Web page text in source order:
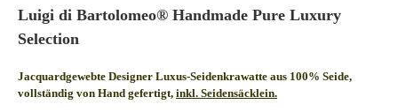
Luigi di Bartolomeo® Handmade Pure Luxury
Selection
Jacquardgewebte Designer Luxus-Seidenkrawatte aus 100% Seide,
vollständig von Hand gefertigt, inkl. Seidensäcklein.